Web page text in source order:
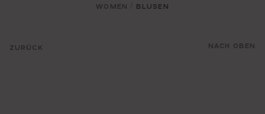
ZURÜCK
WOMEN BLUSEN
NACH OBEN